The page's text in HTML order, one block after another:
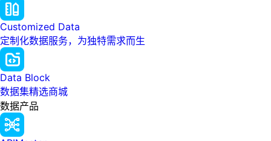
Customized Data
定制化数据服务，为独特需求而生
Data Block
数据集精选商城
数据产品